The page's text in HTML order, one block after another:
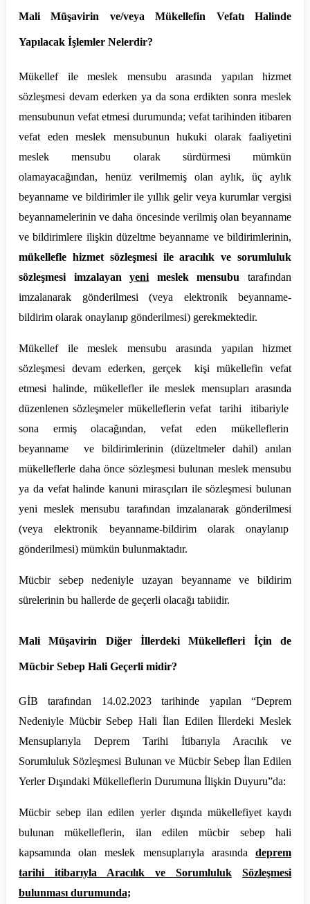
Mali Müşavirin ve/veya Mükellefin Vefatı Halinde
Yapılacak İşlemler Nelerdir?
Mükellef ile meslek mensubu arasında yapılan hizmet
sözleşmesi devam ederken ya da sona erdikten sonra meslek
mensubunun vefat etmesi durumunda; vefat tarihinden itibaren
vefat eden meslek mensubunun hukuki olarak faaliyetini
meslek mensubu olarak sürdürmesi mümkün
olamayacağından, henüz verilmemiş olan aylık, üç aylık
beyanname ve bildirimler ile yıllık gelir veya kurumlar vergisi
beyannamelerinin ve daha öncesinde verilmiş olan beyanname
ve bildirimlere ilişkin düzeltme beyanname ve bildirimlerinin,
mükellefle hizmet sözleşmesi ile aracılık ve sorumluluk
sözleşmesi imzalayanyeni meslek mensubutarafından
imzalanarak gönderilmesi (veya elektronik beyanname-
bildirim olarak onaylanıp gönderilmesi) gerekmektedir.
Mükellef ile meslek mensubu arasında yapılan hizmet
sözleşmesi devam ederken, gerçek kişi mükellefin vefat
etmesi halinde, mükellefler ile meslek mensupları arasında
düzenlenen sözleşmeler mükelleflerin vefat tarihi itibariyle
sona ermiş olacağından, vefat eden mükelleflerin
beyanname ve bildirimlerinin (düzeltmeler dahil) anılan
mükelleflerle daha önce sözleşmesi bulunan meslek mensubu
ya da vefat halinde kanuni mirasçıları ile sözleşmesi bulunan
yeni meslek mensubu tarafından imzalanarak gönderilmesi
(veya elektronik beyanname-bildirim olarak onaylanıp
gönderilmesi) mümkün bulunmaktadır.
Mücbir sebep nedeniyle uzayan beyanname ve bildirim
sürelerinin bu hallerde de geçerli olacağı tabiidir.
Mali Müşavirin Diğer İllerdeki Mükellefleri İçin de
Mücbir Sebep Hali Geçerli midir?
GİB tarafından 14.02.2023 tarihinde yapılan “Deprem
Nedeniyle Mücbir Sebep Hali İlan Edilen İllerdeki Meslek
Mensuplarıyla Deprem Tarihi İtibarıyla Aracılık ve
Sorumluluk Sözleşmesi Bulunan ve Mücbir Sebep İlan Edilen
Yerler Dışındaki Mükelleflerin Durumuna İlişkin Duyuru”da:
Mücbir sebep ilan edilen yerler dışında mükellefiyet kaydı
bulunan mükelleflerin, ilan edilen mücbir sebep hali
kapsamında olan meslek mensuplarıyla arasında deprem
tarihi itibarıyla Aracılık ve Sorumluluk
Sözleşmesi
bulunması durumunda;